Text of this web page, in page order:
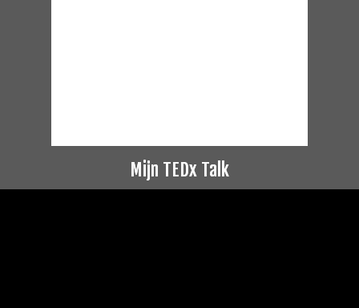
Mijn TEDx Talk